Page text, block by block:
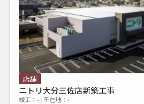
店舗
ニトリ大分三佐店新築工事
竣工：- | 所在地：-